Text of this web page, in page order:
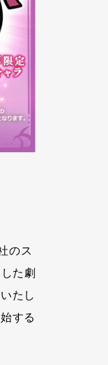
のス
た劇
たし
する